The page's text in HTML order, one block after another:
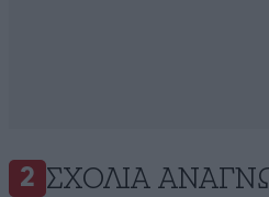
2 ΣΧΌΛΙΑ